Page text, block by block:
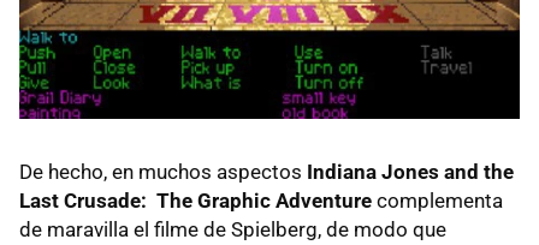
De hecho, en muchos aspectos Indiana Jones and the
Last Crusade: The Graphic Adventure complementa
de maravilla el filme de Spielberg, de modo que